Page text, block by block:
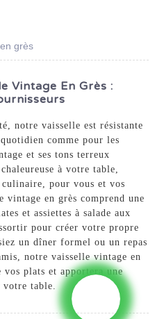
grès
Vintage En Grès :
notre vaisselle est résistante
comme pour les
et ses tons terreux
à votre table,
pour vous et vos
en grès comprend une
et assiettes à salade aux
pour créer votre propre
un dîner formel ou un repas
notre vaisselle vintage en
vos plats et apportera une
table.